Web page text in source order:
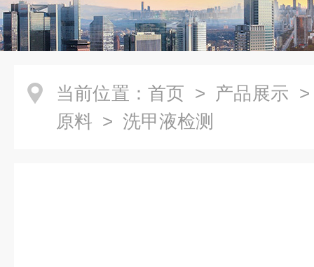
当前位置： 首页 > 产品展示
原料 > 洗甲液检测